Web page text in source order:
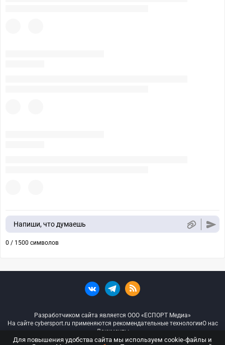
Напиши, что думаешь
0 / 1500 символов
Разработчиком сайта является ООО «ЕСПОРТ Медиа»
На сайте cybersport.ru применяются рекомендательные технологииО нас
Документы
Для повышения удобства сайта мы используем cookie-файлы и